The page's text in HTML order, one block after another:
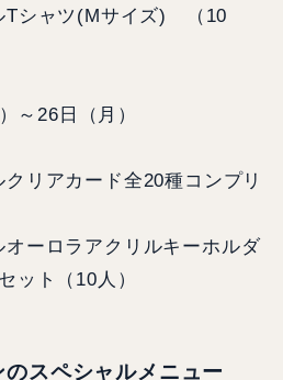
Tシャツ(Mサイズ) （10
～26日（月）
クリアカード全20種コンプリ
オーロラアクリルキーホルダ
ット（10人）
スペシャルメニュー